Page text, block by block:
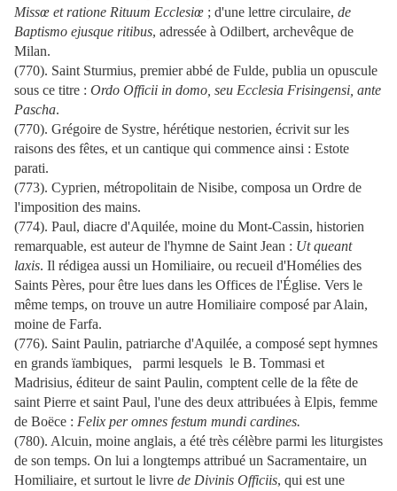
Missœ et ratione Rituum Ecclesiœ ; d'une lettre circulaire, de
Baptismo ejusque ritibus, adressée à Odilbert, archevêque de
Milan.
(770). Saint Sturmius, premier abbé de Fulde, publia un opuscule
sous ce titre : Ordo Officii in domo, seu Ecclesia Frisingensi, ante
Pascha.
(770). Grégoire de Systre, hérétique nestorien, écrivit sur les
raisons des fêtes, et un cantique qui commence ainsi : Estote
parati.
(773). Cyprien, métropolitain de Nisibe, composa un Ordre de
l'imposition des mains.
(774). Paul, diacre d'Aquilée, moine du Mont-Cassin, historien
remarquable, est auteur de l'hymne de Saint Jean : Ut queant
laxis. Il rédigea aussi un Homiliaire, ou recueil d'Homélies des
Saints Pères, pour être lues dans les Offices de l'Église. Vers le
même temps, on trouve un autre Homiliaire composé par Alain,
moine de Farfa.
(776). Saint Paulin, patriarche d'Aquilée, a composé sept hymnes
en grands ïambiques, parmi lesquels le B. Tommasi et
Madrisius, éditeur de saint Paulin, comptent celle de la fête de
saint Pierre et saint Paul, l'une des deux attribuées à Elpis, femme
de Boëce : Felix per omnes festum mundi cardines.
(780). Alcuin, moine anglais, a été très célèbre parmi les liturgistes
de son temps. On lui a longtemps attribué un Sacramentaire, un
Homiliaire, et surtout le livre de Divinis Officiis, qui est une